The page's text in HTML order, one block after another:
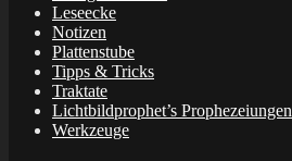
Leseecke
Notizen
Plattenstube
Tipps & Tricks
Traktate
Lichtbildprophet’s Prophezeiungen
Werkzeuge